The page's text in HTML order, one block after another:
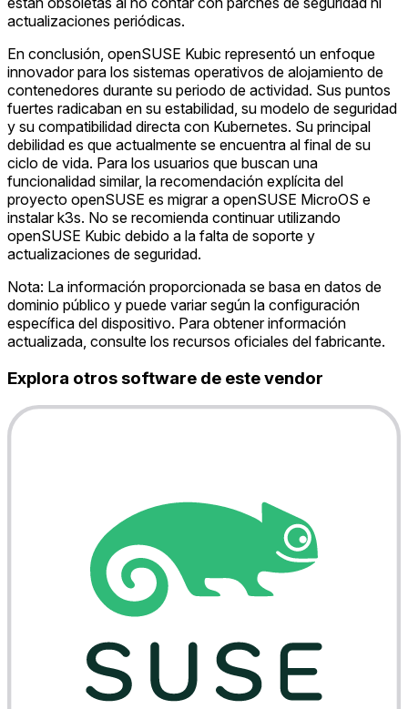
actualizaciones periódicas.
En conclusión, openSUSE Kubic representó un enfoque
innovador para los sistemas operativos de alojamiento de
contenedores durante su periodo de actividad. Sus puntos
fuertes radicaban en su estabilidad, su modelo de seguridad
y su compatibilidad directa con Kubernetes. Su principal
debilidad es que actualmente se encuentra al final de su
ciclo de vida. Para los usuarios que buscan una
funcionalidad similar, la recomendación explícita del
proyecto openSUSE es migrar a openSUSE MicroOS e
instalar k3s. No se recomienda continuar utilizando
openSUSE Kubic debido a la falta de soporte y
actualizaciones de seguridad.
Nota: La información proporcionada se basa en datos de
dominio público y puede variar según la configuración
específica del dispositivo. Para obtener información
actualizada, consulte los recursos oficiales del fabricante.
Explora otros software de este vendor